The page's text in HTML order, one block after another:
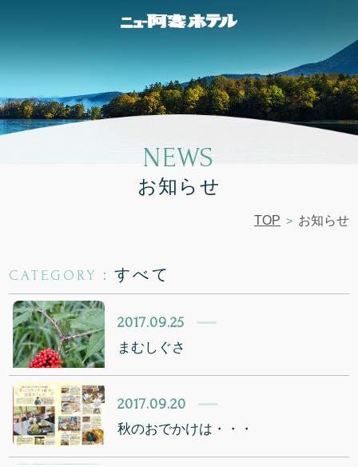
NEWS
お知らせ
TOP お知らせ
CATEGORY： すべて
2017.09.25
まむしぐさ
2017.09.20
秋のおでかけは・・・